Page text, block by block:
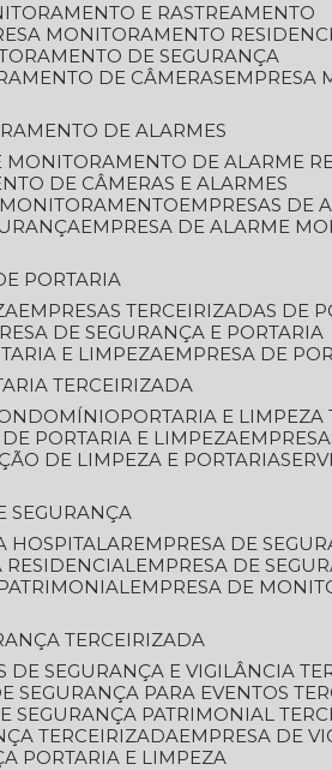
E RASTREAMENTO
MONITORAMENTO
DE SEGURANÇA
DE CÂMERAS
DE ALARMES
MONITORAMENTO DE ALARME
DE CÂMERAS E ALARMES
MONITORAMENTO
EMPRESAS DE
EMPRESA DE ALARME
PORTARIA
EMPRESAS TERCEIRIZADAS DE
DE SEGURANÇA E PORTARIA
E LIMPEZA
EMPRESA DE
TERCEIRIZADA
PORTARIA E
DE PORTARIA E LIMPEZA
DE LIMPEZA E PORTARIA
SEGURANÇA
HOSPITALAR
EMPRESA DE
RESIDENCIAL
EMPRESA DE
EMPRESA DE
TERCEIRIZADA
DE SEGURANÇA E VIGILÂNCIA
SEGURANÇA PARA EVENTOS
SEGURANÇA PATRIMONIAL
TERCEIRIZADA
EMPRESA DE
PORTARIA E LIMPEZA